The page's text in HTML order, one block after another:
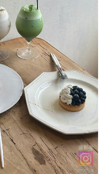
撮影者
m.ni_a